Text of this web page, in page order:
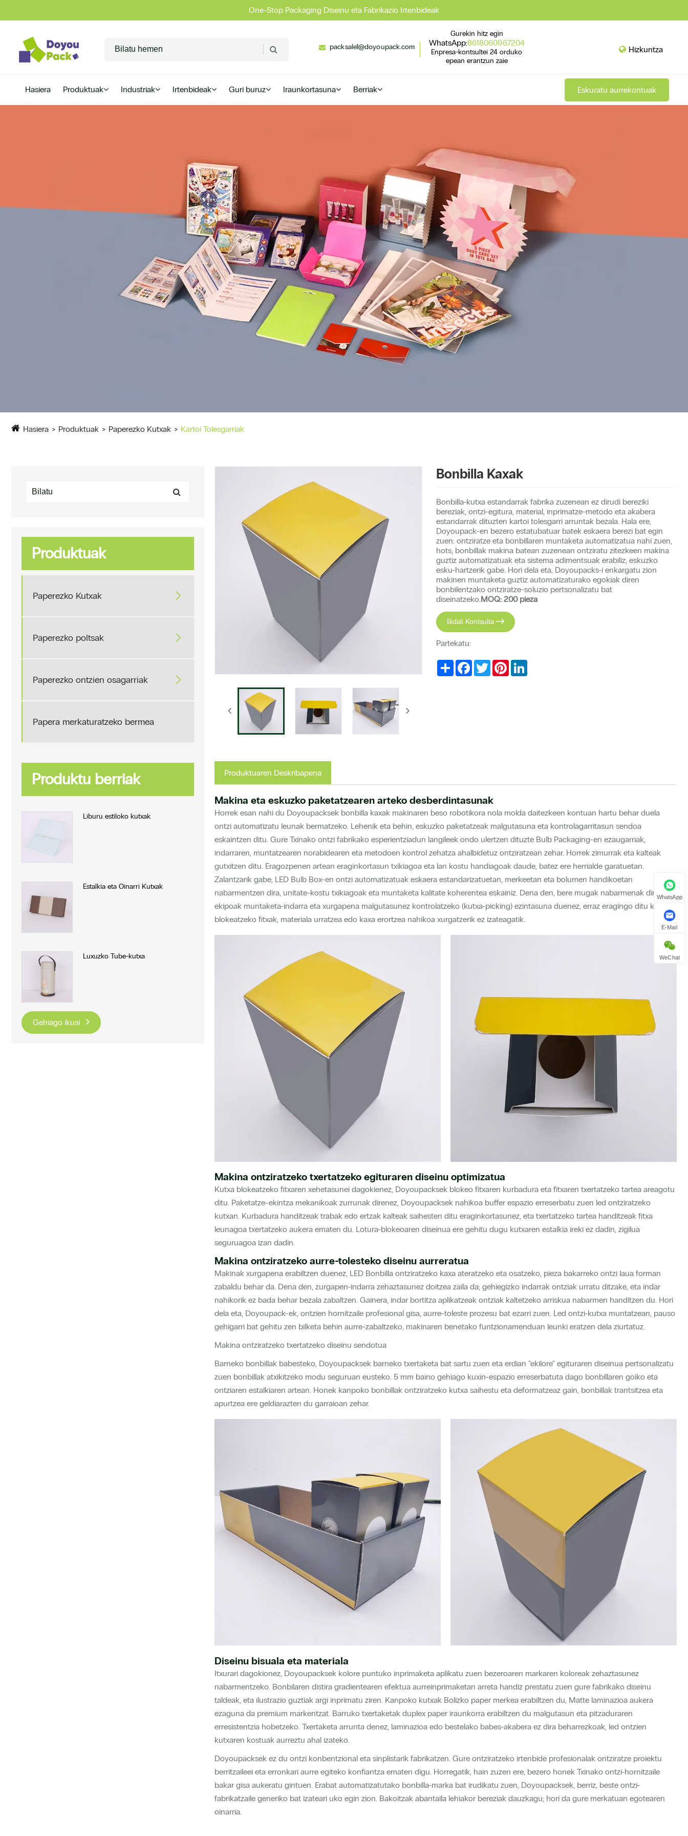
One-Stop Packaging Diseinu eta Fabrikazio Irtenbideak
packsale1@doyoupack.com
Gurekin hitz egin
WhatsApp:8618060967204
Enpresa-kontsultei 24 orduko
epean erantzun zaie
Hizkuntza
Hasiera Produktuak Industriak Irtenbideak Guri buruz Iraunkortasuna Berriak Eskuratu aurrekontuak
Hasiera Produktuak Paperezko Kutxak Kartoi Tolesgarriak
Produktuak
Paperezko Kutxak 
Paperezko poltsak 
Paperezko ontzien osagarriak 
Papera merkaturatzeko bermea
Produktu berriak
Liburu estiloko kutxak
Estalkia eta Oinarri Kutxak
Luxuzko Tube-kutxa
Gehiago ikusi
Bonbilla Kaxak
Bonbilla-kutxa estandarrak fabrika zuzenean ez dirudi bereziki
bereziak, ontzi-egitura, material, inprimatze-metodo eta akabera
estandarrak dituzten kartoi tolesgarri arruntak bezala. Hala ere,
Doyoupack-en bezero estatubatuar batek eskaera berezi bat egin
zuen: ontziratze eta bonbillaren muntaketa automatizatua nahi zuen,
hots, bonbillak makina batean zuzenean ontziratu zitezkeen makina
guztiz automatizatuak eta sistema adimentsuak erabiliz, eskuzko
esku-hartzerik gabe. Hori dela eta, Doyoupacks-i enkargatu zion
makinen muntaketa guztiz automatizaturako egokiak diren
bonbilentzako ontziratze-soluzio pertsonalizatu bat
diseinatzeko.MOQ: 200 pieza
Bidali Kontsulta
Partekatu:
Share Facebook
TwitterPinterest
Produktuaren Deskribapena
Makina eta eskuzko paketatzearen arteko desberdintasunak
Horrek esan nahi du Doyoupacksek bonbilla kaxak makinaren beso robotikora nola molda daitezkeen kontuan hartu behar duela
ontzi automatizatu leunak bermatzeko. Lehenik eta behin, eskuzko paketatzeak malgutasuna eta kontrolagarritasun sendoa
eskaintzen ditu. Gure Txinako ontzi fabrikako esperientziadun langileek ondo ulertzen dituzte Bulb Packaging-en ezaugarriak,
indarraren, muntatzearen norabidearen eta metodoen kontrol zehatza ahalbidetuz ontziratzean zehar. Horrek zimurrak eta kalteak
gutxitzen ditu. Eragozpenen artean eraginkortasun txikiagoa eta lan kostu handiagoak daude, batez ere herrialde garatuetan.
Zalantzarik gabe, LED Bulb Box-en ontzi automatizatuak eskaera estandarizatuetan, merkeetan eta bolumen handikoetan
nabarmentzen dira, unitate-kostu txikiagoak eta muntaketa kalitate koherentea eskainiz. Dena den, bere mugak nabarmenak dira:
ekipoak muntaketa-indarra eta xurgapena malgutasunez kontrolatzeko (kutxa-picking) ezintasuna duenez, erraz eragingo ditu kutxak
blokeatzeko fitxak, materiala urratzea edo kaxa erortzea nahikoa xurgatzerik ez izateagatik.
Makina ontziratzeko txertatzeko egituraren diseinu optimizatua
Kutxa blokeatzeko fitxaren xehetasunei dagokienez, Doyoupacksek blokeo fitxaren kurbadura eta fitxaren txertatzeko tartea areagotu
ditu. Paketatze-ekintza mekanikoak zurrunak direnez, Doyoupacksek nahikoa buffer espazio erreserbatu zuen led ontziratzeko
kutxan. Kurbadura handitzeak trabak edo ertzak kalteak saihesten ditu eraginkortasunez, eta txertatzeko tartea handitzeak fitxa
leunagoa txertatzeko aukera ematen du. Lotura-blokeoaren diseinua ere gehitu dugu kutxaren estalkia ireki ez dadin, zigilua
seguruagoa izan dadin.
Makina ontziratzeko aurre-tolesteko diseinu aurreratua
Makinak xurgapena erabiltzen duenez, LED Bonbilla ontziratzeko kaxa ateratzeko eta osatzeko, pieza bakarreko ontzi laua forman
zabaldu behar da. Dena den, zurgapen-indarra zehaztasunez doitzea zaila da; gehiegizko indarrak ontziak urratu ditzake, eta indar
nahikorik ez bada behar bezala zabaltzen. Gainera, indar bortitza aplikatzeak ontziak kaltetzeko arriskua nabarmen handitzen du. Hori
dela eta, Doyoupack-ek, ontzien hornitzaile profesional gisa, aurre-toleste prozesu bat ezarri zuen. Led ontzi-kutxa muntatzean, pauso
gehigarri bat gehitu zen bilketa behin aurre-zabaltzeko, makinaren benetako funtzionamenduan leunki eratzen dela ziurtatuz.
Makina ontziratzeko txertatzeko diseinu sendotua
Barneko bonbillak babesteko, Doyoupacksek barneko txertaketa bat sartu zuen eta erdian "ekilore" egituraren diseinua pertsonalizatu
zuen bonbillak atxikitzeko modu seguruan eusteko. 5 mm baino gehiago kuxin-espazio erreserbatuta dago bonbillaren goiko eta
ontziaren estalkiaren artean. Honek kanpoko bonbillak ontziratzeko kutxa saihestu eta deformatzeaz gain, bonbillak trantsitzea eta
apurtzea ere geldiarazten du garraioan zehar.
Diseinu bisuala eta materiala
Itxurari dagokionez, Doyoupacksek kolore puntuko inprimaketa aplikatu zuen bezeroaren markaren koloreak zehaztasunez
nabarmentzeko. Bonbilaren distira gradientearen efektua aurreinprimaketan arreta handiz prestatu zuen gure fabrikako diseinu
taldeak, eta ilustrazio guztiak argi inprimatu ziren. Kanpoko kutxak Bolizko paper merkea erabiltzen du, Matte laminazioa aukera
ezaguna da premium markentzat. Barruko txertaketak duplex paper iraunkorra erabiltzen du malgutasun eta pitzaduraren
erresistentzia hobetzeko. Txertaketa arrunta denez, laminazioa edo bestelako babes-akabera ez dira beharrezkoak, led ontzien
kutxaren kostuak aurreztu ahal izateko.
Doyoupacksek ez du ontzi konbentzional eta sinplistarik fabrikatzen. Gure ontziratzeko irtenbide profesionalak ontziratze proiektu
berritzaileei eta erronkari aurre egiteko konfiantza ematen digu. Horregatik, hain zuzen ere, bezero honek Txinako ontzi-hornitzaile
bakar gisa aukeratu gintuen. Erabat automatizatutako bonbilla-marka bat irudikatu zuen, Doyoupacksek, berriz, beste ontzi-
fabrikatzaile generiko bat izateari uko egin zion. Bakoitzak abantaila lehiakor bereziak dauzkagu; hori da gure merkatuan egotearen
oinarria.
WhatsApp
E-Mail
WeChat